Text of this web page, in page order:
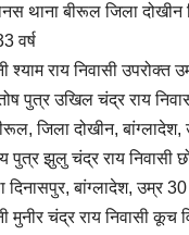
थाना बीरूल जिला दोखीन
वर्ष
श्याम राय निवासी उपरोक्त
पुत्र उखिल चंद्र राय
जिला दोखीन, बांग्लादेश,
पुत्र झुलु चंद्र राय निवासी
दिनासपुर, बांग्लादेश, उम्र 30
मुनीर चंद्र राय निवासी कूच